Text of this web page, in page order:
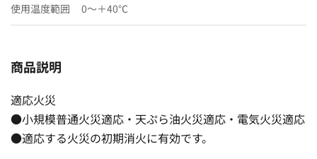
使用温度範囲 0〜＋40℃
商品説明
適応火災
●小規模普通火災適応・天ぷら油火災適応・電気火災適応
●適応する火災の初期消火に有効です。